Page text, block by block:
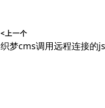
章
<上一个
上
织梦cms调用远程连接的